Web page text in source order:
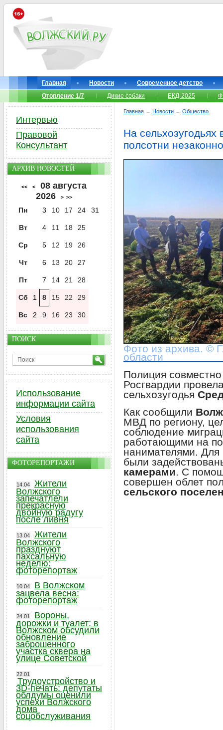
Главная Новости
Современное детство
Отопление 1/7
Дикие собаки БКД-2025
Главная → Новости → Общество
На сельхозугодьях
полсотни
Фото из архива. ©
области
Полиция
Росгвардии
сельхозугодья
Как сообщили
МВД по региону,
соблюдение
работающими на
нанимателями. Для
были
камерами. С
совершен облет
сельского
Интервью
Правовой
Консультант
АРХИВ НОВОСТЕЙ
<< <
08 августа
2026
> >>
Пн 3 10 17 24 31
Вт 4 11 18 25
Ср 5 12 19 26
Чт 6 13 20 27
Пт 7 14 21 28
Сб 1 8 15 22 29
Вс 2 9 16 23 30
ПОИСК
Использование
информации сайта
Условия
использования
сайта
ФОТОРЕПОРТАЖИ
14.04
Жители
Волжского
запечатлели
прекрасную
двойную радугу
после ливня
13.04
Жители
Волжского
празднуют
пахсальную
неделю:
фоторепортаж
10.04
В Волжском
зацвела весна:
фоторепортаж
24.01
Вороны,
дорожки и туалет: в
Волжском обсудили
обновление
заброшенного
участка сквера на
улице Советской
22.01
Трудоустройство и
3D-печать: депутаты
облдумы оценили
успехи Волжского
дома
соцобслуживания